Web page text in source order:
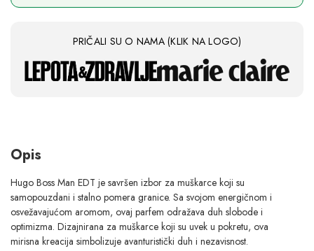
PRIČALI SU O NAMA (KLIK NA LOGO)
Opis
Hugo Boss Man EDT je savršen izbor za muškarce koji su
samopouzdani i stalno pomera granice. Sa svojom energičnom i
osvežavajućom aromom, ovaj parfem odražava duh slobode i
optimizma. Dizajnirana za muškarce koji su uvek u pokretu, ova
mirisna kreacija simbolizuje avanturistički duh i nezavisnost.